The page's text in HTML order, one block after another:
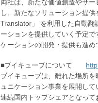
両社は、新たな価値創造やサ
し、新たなソリューション提
Translator」 を利用した自動翻
ーションを提供していく予定
ケーションの開発・提供も進め
■ブイキューブについて
ブイキューブは、離れた場所
ュニケーション事業を展開し
連続国内トップシェアとなっ